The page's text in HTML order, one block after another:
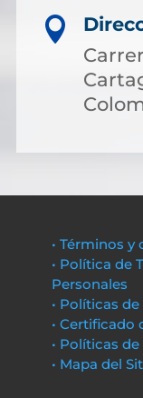

• Términos
• Política de
Personales
• Políticas
• Certificado
• Políticas
• Mapa del